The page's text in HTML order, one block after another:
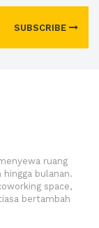
SUBSCRIBE
ruang
bulanan.
space,
bertambah